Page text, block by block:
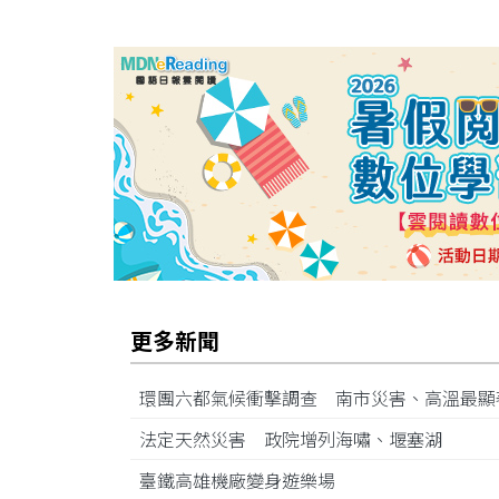
更多新聞
環團六都氣候衝擊調查 南市災害、高溫最
法定天然災害 政院增列海嘯、堰塞湖
臺鐵高雄機廠變身遊樂場